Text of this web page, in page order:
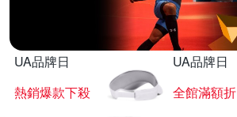
UA品牌日
熱銷爆款下殺
UA品牌日
全館滿額折